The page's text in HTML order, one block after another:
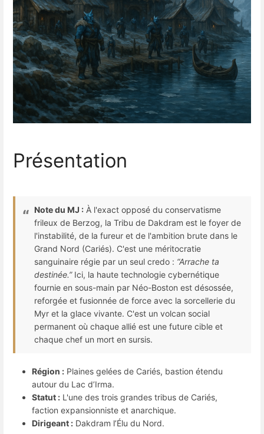
Présentation
Note du MJ : À l'exact opposé du conservatisme
frileux de Berzog, la Tribu de Dakdram est le foyer de
l'instabilité, de la fureur et de l'ambition brute dans le
Grand Nord (Cariés). C'est une méritocratie
sanguinaire régie par un seul credo : “Arrache ta
destinée.”Ici, la haute technologie cybernétique
fournie en sous-main par Néo-Boston est désossée,
reforgée et fusionnée de force avec la sorcellerie du
Myr et la glace vivante. C'est un volcan social
permanent où chaque allié est une future cible et
chaque chef un mort en sursis.
Région : Plaines gelées de Cariés, bastion étendu
autour du Lac d’Irma.
Statut : L'une des trois grandes tribus de Cariés,
faction expansionniste et anarchique.
Dirigeant : Dakdram l’Élu du Nord.